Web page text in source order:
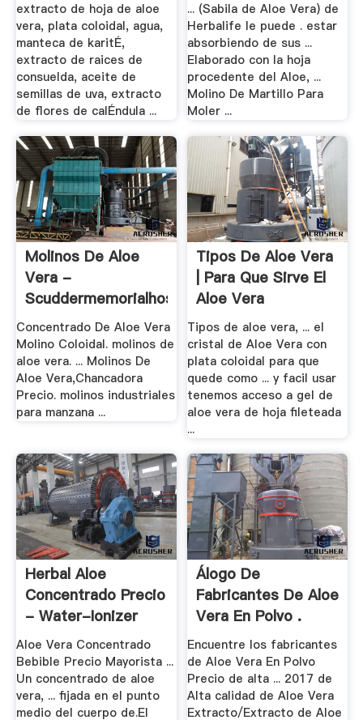
extracto de hoja de aloe
vera, plata coloidal, agua,
manteca de karitÉ,
extracto de raices de
consuelda, aceite de
semillas de uva, extracto
de flores de calÉndula ...
... (Sabila de Aloe Vera) de
Herbalife le puede . estar
absorbiendo de sus ...
Elaborado con la hoja
procedente del Aloe, ...
Molino De Martillo Para
Moler ...
Molinos De Aloe
Vera -
Scuddermemorialhospital
Concentrado De Aloe Vera
Molino Coloidal. molinos de
aloe vera. ... Molinos De
Aloe Vera,Chancadora
Precio. molinos industriales
para manzana ...
Tipos De Aloe Vera
| Para Que Sirve El
Aloe Vera
Tipos de aloe vera, ... el
cristal de Aloe Vera con
plata coloidal para que
quede como ... y facil usar
tenemos acceso a gel de
aloe vera de hoja fileteada
...
Herbal Aloe
Concentrado Precio
- Water-Ionizer
Aloe Vera Concentrado
Bebible Precio Mayorista ...
Un concentrado de aloe
vera, ... fijada en el punto
medio del cuerpo de.El
Álogo De
Fabricantes De Aloe
Vera En Polvo .
Encuentre los fabricantes
de Aloe Vera En Polvo
Precio de alta ... 2017 de
Alta calidad de Aloe Vera
Extracto/Extracto de Aloe